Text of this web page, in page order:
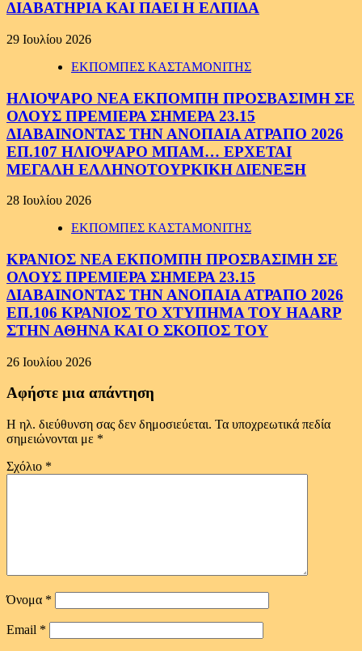
ΔΙΑΒΑΤΗΡΙΑ ΚΑΙ ΠΑΕΙ Η ΕΛΠΙΔΑ
29 Ιουλίου 2026
ΕΚΠΟΜΠΕΣ ΚΑΣΤΑΜΟΝΙΤΗΣ
ΗΛΙΟΨΑΡΟ ΝΕΑ ΕΚΠΟΜΠΗ ΠΡΟΣΒΑΣΙΜΗ ΣΕ
ΟΛΟΥΣ ΠΡΕΜΙΕΡΑ ΣΗΜΕΡΑ 23.15
ΔΙΑΒΑΙΝΟΝΤΑΣ ΤΗΝ ΑΝΟΠΑΙΑ ΑΤΡΑΠΟ 2026
ΕΠ.107 ΗΛΙΟΨΑΡΟ ΜΠΑΜ… ΕΡΧΕΤΑΙ
ΜΕΓΑΛΗ ΕΛΛΗΝΟΤΟΥΡΚΙΚΗ ΔΙΕΝΕΞΗ
28 Ιουλίου 2026
ΕΚΠΟΜΠΕΣ ΚΑΣΤΑΜΟΝΙΤΗΣ
ΚΡΑΝΙΟΣ ΝΕΑ ΕΚΠΟΜΠΗ ΠΡΟΣΒΑΣΙΜΗ ΣΕ
ΟΛΟΥΣ ΠΡΕΜΙΕΡΑ ΣΗΜΕΡΑ 23.15
ΔΙΑΒΑΙΝΟΝΤΑΣ ΤΗΝ ΑΝΟΠΑΙΑ ΑΤΡΑΠΟ 2026
ΕΠ.106 ΚΡΑΝΙΟΣ ΤΟ ΧΤΥΠΗΜΑ ΤΟΥ HAARP
ΣΤΗΝ ΑΘΗΝΑ ΚΑΙ Ο ΣΚΟΠΟΣ ΤΟΥ
26 Ιουλίου 2026
Αφήστε μια απάντηση
Η ηλ. διεύθυνση σας δεν δημοσιεύεται. Τα υποχρεωτικά πεδία
σημειώνονται με *
Σχόλιο *
Όνομα *
Email *